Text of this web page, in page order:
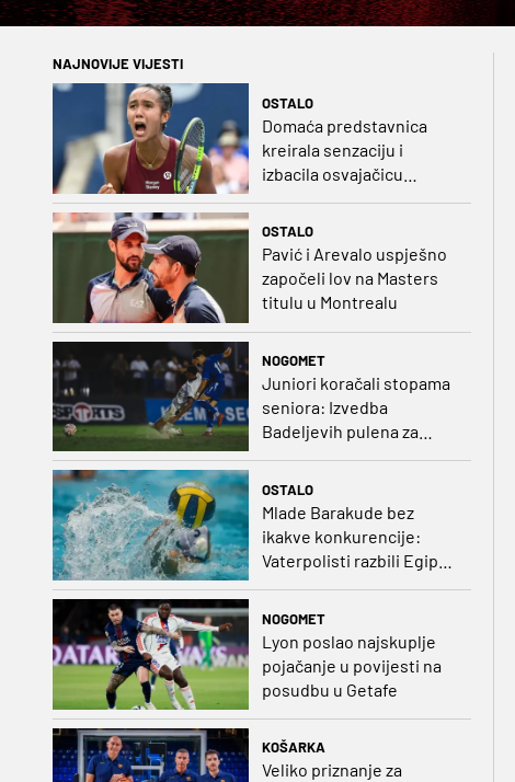
NAJNOVIJE VIJESTI
OSTALO
Domaća predstavnica
kreirala senzaciju i
izbacila osvajačicu
OSTALO
Pavić i Arevalo uspješno
započeli lov na Masters
titulu u Montrealu
NOGOMET
Juniori koračali stopama
seniora: Izvedba
Badeljevih pulena za
čistu peticu protiv
OSTALO
Mlade Barakude bez
ikakve konkurencije:
Vaterpolisti razbili Egipat
za polufinale SP-a!
NOGOMET
Lyon poslao najskuplje
pojačanje u povijesti na
posudbu u Getafe
KOŠARKA
Veliko priznanje za